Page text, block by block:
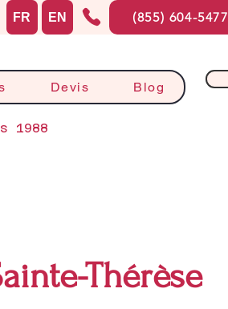
Devis Blog
1988
FR EN (855) 604-5477
Thérèse